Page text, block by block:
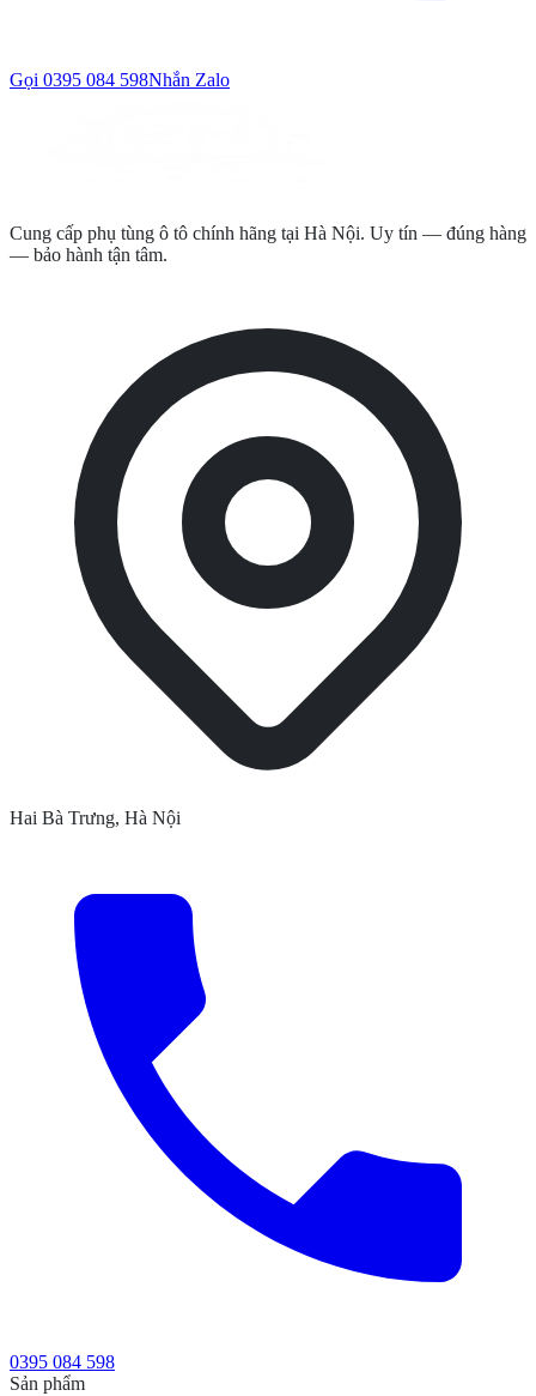
Gọi 0395 084 598Nhắn Zalo
Cung cấp phụ tùng ô tô chính hãng tại Hà Nội. Uy tín — đúng hàng
— bảo hành tận tâm.
Hai Bà Trưng, Hà Nội
0395 084 598
Sản phẩm